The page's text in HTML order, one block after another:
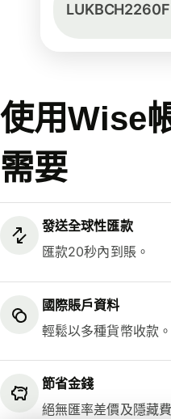
LUKBCH2260F
使用Wise
需要
發送全球性匯款
匯款20秒內到賬。
國際賬戶資料
輕鬆以多種貨幣收款。
節省金錢
絕無匯率差價及隱藏